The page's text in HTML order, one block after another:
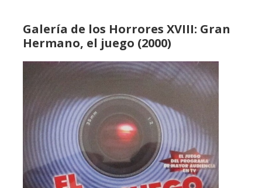
Galería de los Horrores XVIII: Gran
Hermano, el juego (2000)